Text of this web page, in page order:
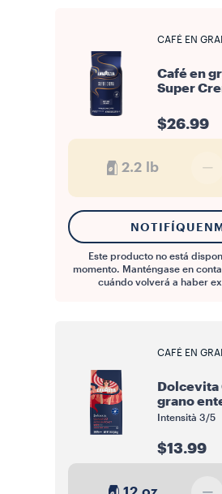
CAFÉ EN
Café en
Super
$26.99
2.2 lb
Este producto no está
momento. Manténgase en
cuándo volverá a haber
CAFÉ EN
Dolcevita
grano
Intensità 3/5
$13.99